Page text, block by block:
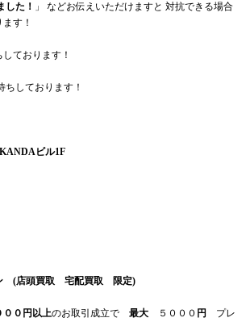
した！
」 などお伝えいただけますと 対抗できる場合
す！
ております！
ちしております！
ビル1F
(店頭買取 宅配買取 限定)
００円以上のお取引成立で 最大 ５０００ 円 プレ